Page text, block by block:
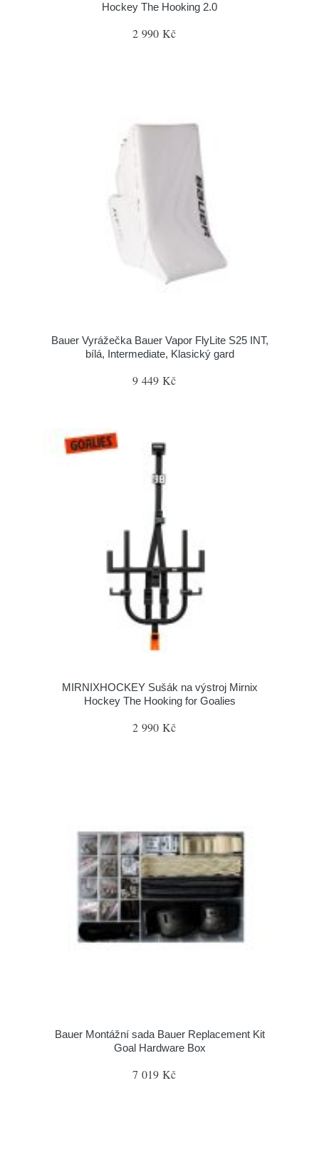
Hockey The Hooking 2.0
2 990 Kč
Bauer Vyrážečka Bauer Vapor FlyLite S25 INT,
bílá, Intermediate, Klasický gard
9 449 Kč
MIRNIXHOCKEY Sušák na výstroj Mirnix
Hockey The Hooking for Goalies
2 990 Kč
Bauer Montážní sada Bauer Replacement Kit
Goal Hardware Box
7 019 Kč